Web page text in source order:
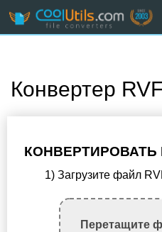
Конвертер
КОНВЕРТИРОВАТЬ
1) Загрузите файл
Перетащите